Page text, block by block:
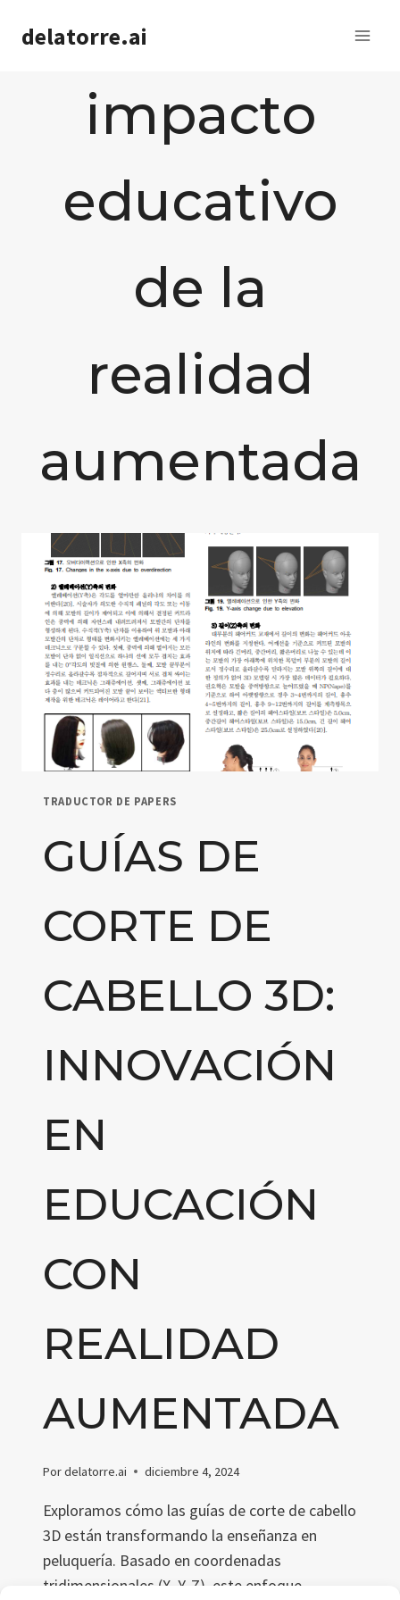
delatorre.ai
impacto
educativo
de la
realidad
aumentada
TRADUCTOR DE PAPERS
GUÍAS DE
CORTE DE
CABELLO 3D:
INNOVACIÓN
EN
EDUCACIÓN
CON
REALIDAD
AUMENTADA
Pordelatorre.ai diciembre 4, 2024
Exploramos cómo las guías de corte de cabello
3D están transformando la enseñanza en
peluquería. Basado en coordenadas
tridimensionales (X, Y, Z), este enfoque